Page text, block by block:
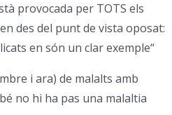
provocada per TOTS els
des del punt de vista oposat:
en són un clar exemple“
i ara) de malalts amb
no hi ha pas una malaltia